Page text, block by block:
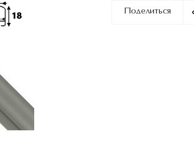
Поделиться